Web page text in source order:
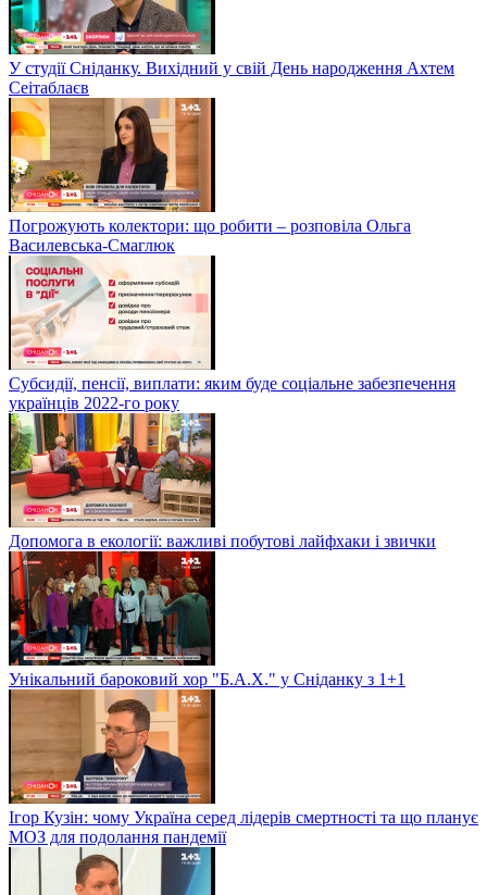
У студії Сніданку. Вихідний у свій День народження Ахтем
Сеітаблаєв
Погрожують колектори: що робити – розповіла Ольга
Василевська-Смаглюк
Субсидії, пенсії, виплати: яким буде соціальне забезпечення
українців 2022-го року
Допомога в екології: важливі побутові лайфхаки і звички
Унікальний бароковий хор "Б.А.Х." у Сніданку з 1+1
Ігор Кузін: чому Україна серед лідерів смертності та що планує
МОЗ для подолання пандемії